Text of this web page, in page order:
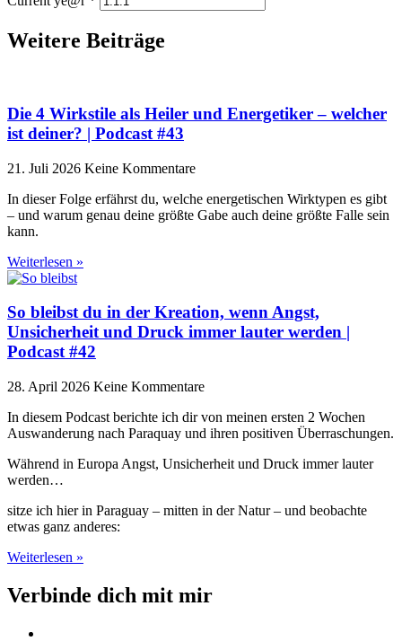
Weitere Beiträge
Die 4 Wirkstile als Heiler und Energetiker – welcher
ist deiner? | Podcast #43
21. Juli 2026 Keine Kommentare
In dieser Folge erfährst du, welche energetischen Wirktypen es gibt
– und warum genau deine größte Gabe auch deine größte Falle sein
kann.
Weiterlesen »
So bleibst du in der Kreation, wenn Angst,
Unsicherheit und Druck immer lauter werden |
Podcast #42
28. April 2026 Keine Kommentare
In diesem Podcast berichte ich dir von meinen ersten 2 Wochen
Auswanderung nach Paraquay und ihren positiven Überraschungen.
Während in Europa Angst, Unsicherheit und Druck immer lauter
werden…
sitze ich hier in Paraguay – mitten in der Natur – und beobachte
etwas ganz anderes:
Weiterlesen »
Verbinde dich mit mir